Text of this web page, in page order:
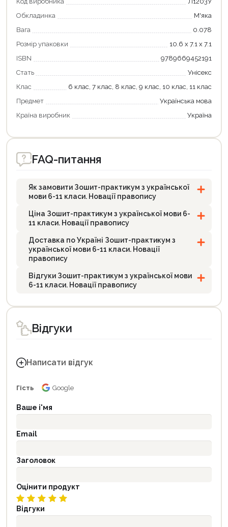
Обкладинка
М'яка
Вага
0.078
Розмір упаковки
10.6 х 7.1 х 7.1
ISBN
9789669452191
Стать
Унісекс
Клас
6 клас, 7 клас, 8 клас, 9 клас, 10 клас, 11 клас
Предмет
Українська мова
Країна виробник
Україна
FAQ-питання
Як замовити Зошит-практикум з української
мови 6-11 класи. Новації правопису
Ціна Зошит-практикум з української мови 6-
11 класи. Новації правопису
Доставка по Україні Зошит-практикум з
української мови 6-11 класи. Новації
правопису
Відгуки Зошит-практикум з української мови
6-11 класи. Новації правопису
Відгуки
Написати відгук
Гість Google
Ваше і'мя
Email
Заголовок
Оцінити продукт
Відгуки
Оформити замовлення